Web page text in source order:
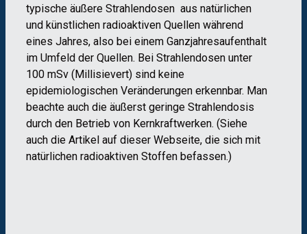
typische äußere Strahlendosen aus natürlichen
und künstlichen radioaktiven Quellen während
eines Jahres, also bei einem Ganzjahresaufenthalt
im Umfeld der Quellen. Bei Strahlendosen unter
100 mSv (Millisievert) sind keine
epidemiologischen Veränderungen erkennbar. Man
beachte auch die äußerst geringe Strahlendosis
durch den Betrieb von Kernkraftwerken. (Siehe
auch die Artikel auf dieser Webseite, die sich mit
natürlichen radioaktiven Stoffen befassen.)